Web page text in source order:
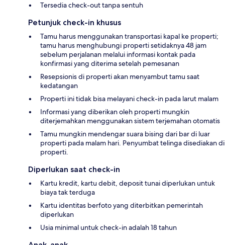
Tersedia check-out tanpa sentuh
Petunjuk check-in khusus
Tamu harus menggunakan transportasi kapal ke properti;
tamu harus menghubungi properti setidaknya 48 jam
sebelum perjalanan melalui informasi kontak pada
konfirmasi yang diterima setelah pemesanan
Resepsionis di properti akan menyambut tamu saat
kedatangan
Properti ini tidak bisa melayani check-in pada larut malam
Informasi yang diberikan oleh properti mungkin
diterjemahkan menggunakan sistem terjemahan otomatis
Tamu mungkin mendengar suara bising dari bar di luar
properti pada malam hari. Penyumbat telinga disediakan di
properti.
Diperlukan saat check-in
Kartu kredit, kartu debit, deposit tunai diperlukan untuk
biaya tak terduga
Kartu identitas berfoto yang diterbitkan pemerintah
diperlukan
Usia minimal untuk check-in adalah 18 tahun